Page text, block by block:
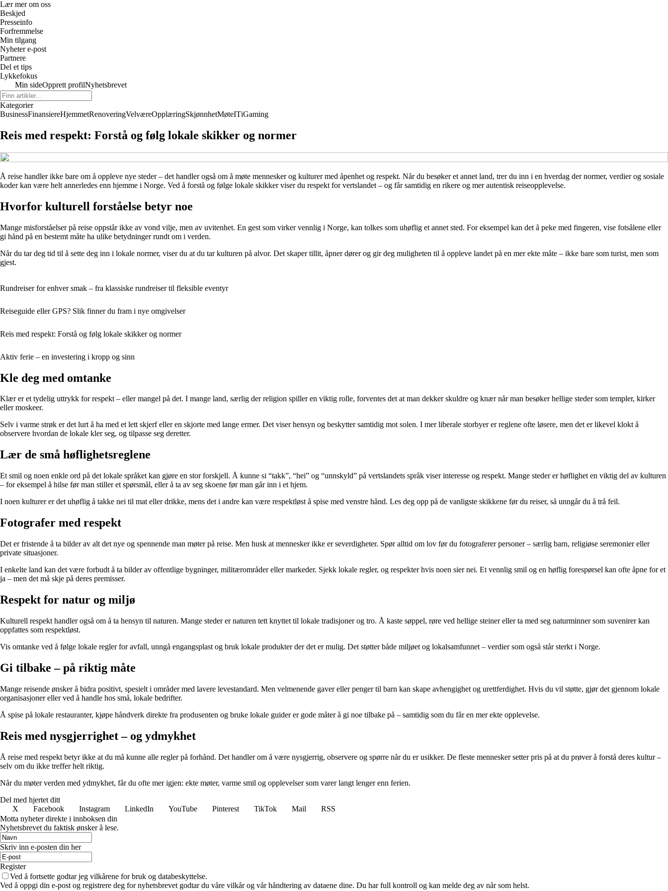
Lær mer om oss
Beskjed
Presseinfo
Forfremmelse
Min tilgang
Nyheter e-post
Partnere
Del et tips
Lykkefokus
Min sideOpprett profilNyhetsbrevet
Kategorier
BusinessFinansiereHjemmetRenoveringVelværeOpplæringSkjønnhetMøteITiGaming
Reis med respekt: Forstå og følg lokale skikker og normer
Å reise handler ikke bare om å oppleve nye steder – det handler også om å møte mennesker og kulturer med åpenhet og respekt. Når du besøker et annet land, trer du inn i en hverdag der normer, verdier og sosiale
koder kan være helt annerledes enn hjemme i Norge. Ved å forstå og følge lokale skikker viser du respekt for vertslandet – og får samtidig en rikere og mer autentisk reiseopplevelse.
Hvorfor kulturell forståelse betyr noe
Mange misforståelser på reise oppstår ikke av vond vilje, men av uvitenhet. En gest som virker vennlig i Norge, kan tolkes som uhøflig et annet sted. For eksempel kan det å peke med fingeren, vise fotsålene eller
gi hånd på en bestemt måte ha ulike betydninger rundt om i verden.
Når du tar deg tid til å sette deg inn i lokale normer, viser du at du tar kulturen på alvor. Det skaper tillit, åpner dører og gir deg muligheten til å oppleve landet på en mer ekte måte – ikke bare som turist, men som
gjest.
Rundreiser for enhver smak – fra klassiske rundreiser til fleksible eventyr
Reiseguide eller GPS? Slik finner du fram i nye omgivelser
Reis med respekt: Forstå og følg lokale skikker og normer
Aktiv ferie – en investering i kropp og sinn
Kle deg med omtanke
Klær er et tydelig uttrykk for respekt – eller mangel på det. I mange land, særlig der religion spiller en viktig rolle, forventes det at man dekker skuldre og knær når man besøker hellige steder som templer, kirker
eller moskeer.
Selv i varme strøk er det lurt å ha med et lett skjerf eller en skjorte med lange ermer. Det viser hensyn og beskytter samtidig mot solen. I mer liberale storbyer er reglene ofte løsere, men det er likevel klokt å
observere hvordan de lokale kler seg, og tilpasse seg deretter.
Lær de små høflighetsreglene
Et smil og noen enkle ord på det lokale språket kan gjøre en stor forskjell. Å kunne si “takk”, “hei” og “unnskyld” på vertslandets språk viser interesse og respekt. Mange steder er høflighet en viktig del av kulturen
– for eksempel å hilse før man stiller et spørsmål, eller å ta av seg skoene før man går inn i et hjem.
I noen kulturer er det uhøflig å takke nei til mat eller drikke, mens det i andre kan være respektløst å spise med venstre hånd. Les deg opp på de vanligste skikkene før du reiser, så unngår du å trå feil.
Fotografer med respekt
Det er fristende å ta bilder av alt det nye og spennende man møter på reise. Men husk at mennesker ikke er severdigheter. Spør alltid om lov før du fotograferer personer – særlig barn, religiøse seremonier eller
private situasjoner.
I enkelte land kan det være forbudt å ta bilder av offentlige bygninger, militærområder eller markeder. Sjekk lokale regler, og respekter hvis noen sier nei. Et vennlig smil og en høflig forespørsel kan ofte åpne for et
ja – men det må skje på deres premisser.
Respekt for natur og miljø
Kulturell respekt handler også om å ta hensyn til naturen. Mange steder er naturen tett knyttet til lokale tradisjoner og tro. Å kaste søppel, røre ved hellige steiner eller ta med seg naturminner som suvenirer kan
oppfattes som respektløst.
Vis omtanke ved å følge lokale regler for avfall, unngå engangsplast og bruk lokale produkter der det er mulig. Det støtter både miljøet og lokalsamfunnet – verdier som også står sterkt i Norge.
Gi tilbake – på riktig måte
Mange reisende ønsker å bidra positivt, spesielt i områder med lavere levestandard. Men velmenende gaver eller penger til barn kan skape avhengighet og urettferdighet. Hvis du vil støtte, gjør det gjennom lokale
organisasjoner eller ved å handle hos små, lokale bedrifter.
Å spise på lokale restauranter, kjøpe håndverk direkte fra produsenten og bruke lokale guider er gode måter å gi noe tilbake på – samtidig som du får en mer ekte opplevelse.
Reis med nysgjerrighet – og ydmykhet
Å reise med respekt betyr ikke at du må kunne alle regler på forhånd. Det handler om å være nysgjerrig, observere og spørre når du er usikker. De fleste mennesker setter pris på at du prøver å forstå deres kultur –
selv om du ikke treffer helt riktig.
Når du møter verden med ydmykhet, får du ofte mer igjen: ekte møter, varme smil og opplevelser som varer langt lenger enn ferien.
Del med hjertet ditt
X
Facebook Instagram LinkedIn YouTube Pinterest TikTok Mail
RSS
Motta nyheter direkte i innboksen din
Nyhetsbrevet du faktisk ønsker å lese.
Skriv inn e-posten din her
Register
Ved å fortsette godtar jeg vilkårene for bruk og databeskyttelse.
Ved å oppgi din e-post og registrere deg for nyhetsbrevet godtar du våre vilkår og vår håndtering av dataene dine. Du har full kontroll og kan melde deg av når som helst.